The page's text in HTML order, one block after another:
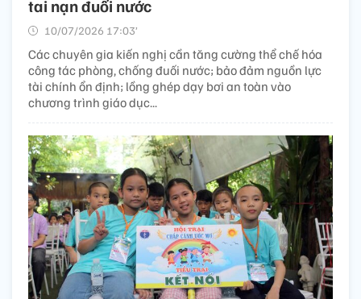
tai nạn đuối nước
10/07/2026 17:03’
Các chuyên gia kiến nghị cần tăng cường thể chế hóa
công tác phòng, chống đuối nước; bảo đảm nguồn lực
tài chính ổn định; lồng ghép dạy bơi an toàn vào
chương trình giáo dục...